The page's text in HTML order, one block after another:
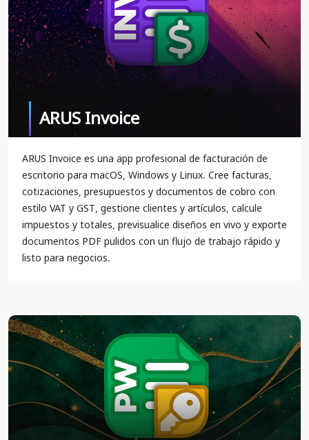
ARUS Invoice
ARUS Invoice es una app profesional de facturación de
escritorio para macOS, Windows y Linux. Cree facturas,
cotizaciones, presupuestos y documentos de cobro con
estilo VAT y GST, gestione clientes y artículos, calcule
impuestos y totales, previsualice diseños en vivo y exporte
documentos PDF pulidos con un flujo de trabajo rápido y
listo para negocios.